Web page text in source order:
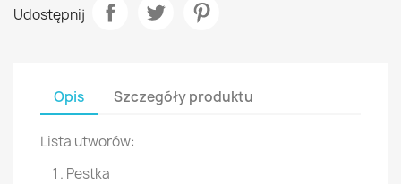
Udostępnij
Opis Szczegóły produktu
Lista utworów:
Pestka